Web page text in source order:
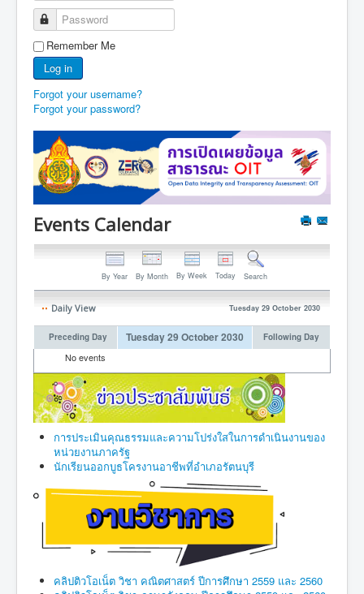
Password
Remember Me
Log in
Forgot your username?
Forgot your password?
Events Calendar
By Year By Month By Week Today Search
Daily View Tuesday 29 October 2030
Preceding Day Tuesday 29 October 2030 Following Day
No events
การประเมินคุณธรรมและความโปร่งใสในการดำเนินงานของ
หน่วยงานภาครัฐ
นักเรียนออกบูธโครงานอาชีพที่อำเภอรัตนบุรี
คลิปติวโอเน็ต วิชา คณิตศาสตร์ ปีการศึกษา 2559 และ 2560